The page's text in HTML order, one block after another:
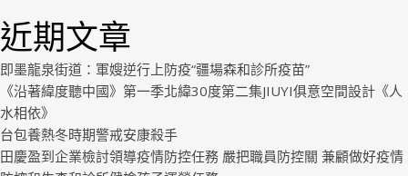
近期文章
即墨龍泉街道：軍嫂逆行上防疫“疆場森和診所疫苗”
《沿著緯度聽中國》第一季北緯30度第二集JIUYI俱意空間設計《人
水相依》
台包養熱冬時期警戒安康殺手
田慶盈到企業檢討領導疫情防控任務 嚴把職員防控關 兼顧做好疫情
Royal.